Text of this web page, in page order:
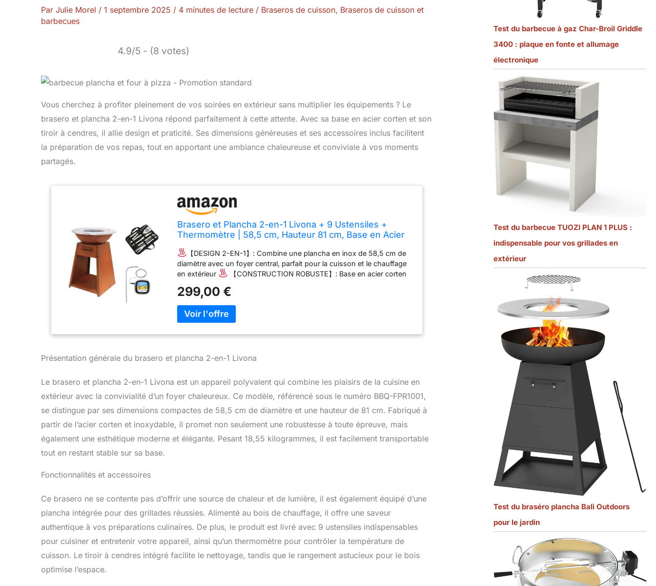
Par Julie Morel / 1 septembre 2025 / 4 minutes de lecture / Braseros de cuisson, Braseros de cuisson et
barbecues
4.9/5 - (8 votes)
Vous cherchez à profiter pleinement de vos soirées en extérieur sans multiplier les équipements ? Le
brasero et plancha 2-en-1 Livona répond parfaitement à cette attente. Avec sa base en acier corten et son
tiroir à cendres, il allie design et praticité. Ses dimensions généreuses et ses accessoires inclus facilitent
la préparation de vos repas, tout en apportant une ambiance chaleureuse et conviviale à vos moments
partagés.
Brasero et Plancha 2-en-1 Livona + 9 Ustensiles +
Thermomètre | 58,5 cm, Hauteur 81 cm, Base en Acier
【DESIGN 2-EN-1】: Combine une plancha en inox de 58,5 cm de
diamètre avec un foyer central, parfait pour la cuisson et le chauffage
en extérieur
【CONSTRUCTION ROBUSTE】: Base en acier corten
contemporaine
circulaire idéale pour la préparation de viandes, poissons et légumes
lors de repas en plein air
cendres pour un nettoyage facile et d'un espace de rangement intégré
pour le bois
【POLYVALENT】: Parfait pour les repas en extérieur
ou dans le jardin. Parfait pour des soirées entre amis ou en famille, ce
tandis que la plaque de cuisson offre une surface généreuse pour vos
préparations.
【AUTHENTICITE】 : Profitez d'une expérience
culinaire conviviale avec une plancha chauffée au bois, idéale pour des
résister aux intempéries, l'acier Corten développe une patine
protectrice qui prolonge la durée de vie du brasero.
299,00 €
Présentation générale du brasero et plancha 2-en-1 Livona
Le brasero et plancha 2-en-1 Livona est un appareil polyvalent qui combine les plaisirs de la cuisine en
extérieur avec la convivialité d’un foyer chaleureux. Ce modèle, référencé sous le numéro BBQ-FPR1001,
se distingue par ses dimensions compactes de 58,5 cm de diamètre et une hauteur de 81 cm. Fabriqué à
partir de l’acier corten et inoxydable, il promet non seulement une robustesse à toute épreuve, mais
également une esthétique moderne et élégante. Pesant 18,55 kilogrammes, il est facilement transportable
tout en restant stable sur sa base.
Fonctionnalités et accessoires
Ce brasero ne se contente pas d’offrir une source de chaleur et de lumière, il est également équipé d’une
plancha intégrée pour des grillades réussies. Alimenté au bois de chauffage, il offre une saveur
authentique à vos préparations culinaires. De plus, le produit est livré avec 9 ustensiles indispensables
pour cuisiner et entretenir votre appareil, ainsi qu’un thermomètre pour contrôler la température de
cuisson. Le tiroir à cendres intégré facilite le nettoyage, tandis que le rangement astucieux pour le bois
optimise l’espace.
Test du barbecue à gaz Char-Broil Griddle
3400 : plaque en fonte et allumage
électronique
Test du barbecue TUOZI PLAN 1 PLUS :
indispensable pour vos grillades en
extérieur
Test du braséro plancha Bali Outdoors
pour le jardin